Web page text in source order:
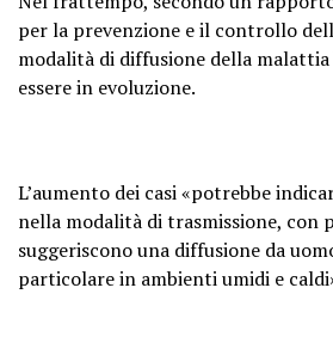
per la prevenzione e il controllo
modalità di diffusione della
essere in evoluzione.
L’aumento dei casi «potrebbe
nella modalità di trasmissione, con
suggeriscono una diffusione da
particolare in ambienti umidi e